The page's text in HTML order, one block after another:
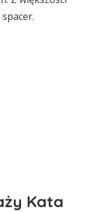
Kata